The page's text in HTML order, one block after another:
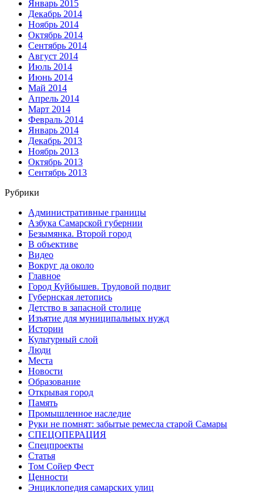
Январь 2015
Декабрь 2014
Ноябрь 2014
Октябрь 2014
Сентябрь 2014
Август 2014
Июль 2014
Июнь 2014
Май 2014
Апрель 2014
Март 2014
Февраль 2014
Январь 2014
Декабрь 2013
Ноябрь 2013
Октябрь 2013
Сентябрь 2013
Рубрики
Административные границы
Азбука Самарской губернии
Безымянка. Второй город
В объективе
Видео
Вокруг да около
Главное
Город Куйбышев. Трудовой подвиг
Губернская летопись
Детство в запасной столице
Изъятие для муниципальных нужд
Истории
Культурный слой
Люди
Места
Новости
Образование
Открывая город
Память
Промышленное наследие
Руки не помнят: забытые ремесла старой Самары
СПЕЦОПЕРАЦИЯ
Спецпроекты
Статья
Том Сойер Фест
Ценности
Энциклопедия самарских улиц